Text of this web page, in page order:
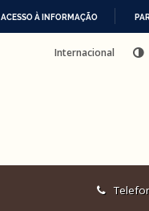
ACESSO À INFORMAÇÃO
Internacional
Link